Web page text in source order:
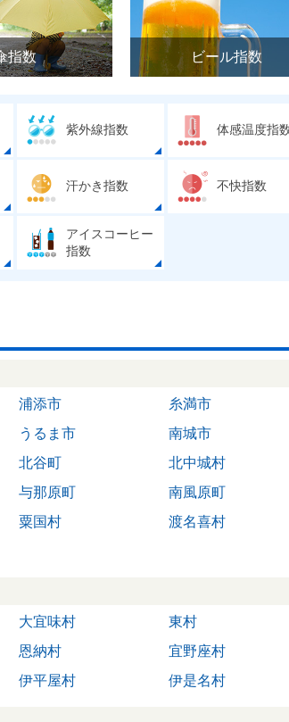
指数 ビール指数
紫外線指数 体感温度指
汗かき指数 不快指数
アイスコーヒー
指数
浦添市
糸満市
うるま市
南城市
北谷町
北中城村
与那原町
南風原町
粟国村
渡名喜村
大宜味村
東村
恩納村
宜野座村
伊平屋村 伊是名村